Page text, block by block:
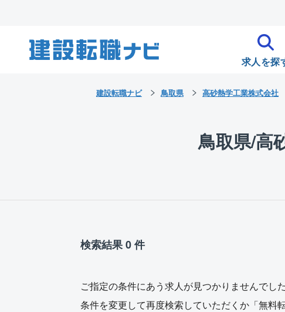
求人を探
鳥取県/高
検索結果 0 件
ご指定の条件にあう求人が見つかりませんでした
条件を変更して再度検索していただくか「無料
建設転職ナビ 鳥取県 高砂熱学工業株式会社